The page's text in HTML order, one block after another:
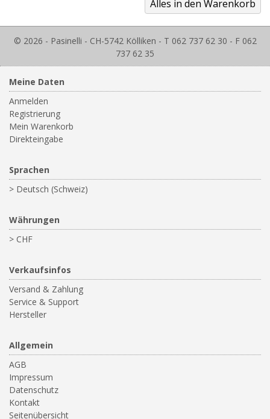
© 2026 - Pasinelli - CH-5742 Kölliken - T 062 737 62 30 - F 062
737 62 35
Meine Daten
Anmelden
Registrierung
Mein Warenkorb
Direkteingabe
Sprachen
> Deutsch (Schweiz)
Währungen
> CHF
Verkaufsinfos
Versand & Zahlung
Service & Support
Hersteller
Allgemein
AGB
Impressum
Datenschutz
Kontakt
Seitenübersicht